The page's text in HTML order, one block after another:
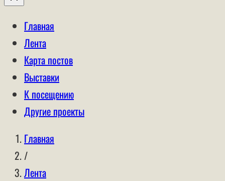
Главная
Лента
Карта постов
Выставки
К посещению
Другие проекты
Главная
/
Лента